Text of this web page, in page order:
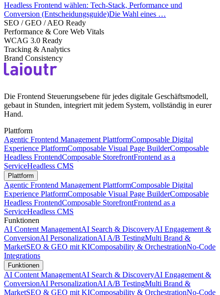
Headless Frontend wählen: Tech-Stack, Performance und
Conversion (Entscheidungsguide)Die Wahl eines …
SEO / GEO / AEO Ready
Performance & Core Web Vitals
WCAG 3.0 Ready
Tracking & Analytics
Brand Consistency
Die Frontend Steuerungsebene für jedes digitale Geschäftsmodell,
gebaut in Stunden, integriert mit jedem System, vollständig in eurer
Hand.
Plattform
Agentic Frontend Management PlattformComposable Digital
Experience PlatformComposable Visual Page BuilderComposable
Headless FrontendComposable StorefrontFrontend as a
ServiceHeadless CMS
Plattform
Agentic Frontend Management PlattformComposable Digital
Experience PlatformComposable Visual Page BuilderComposable
Headless FrontendComposable StorefrontFrontend as a
ServiceHeadless CMS
Funktionen
AI Content ManagementAI Search & DiscoveryAI Engagement &
ConversionAI PersonalizationAI A/B TestingMulti Brand &
MarketSEO & GEO mit KIComposability & OrchestrationNo-Code
Integrations
Funktionen
AI Content ManagementAI Search & DiscoveryAI Engagement &
ConversionAI PersonalizationAI A/B TestingMulti Brand &
MarketSEO & GEO mit KIComposability & OrchestrationNo-Code